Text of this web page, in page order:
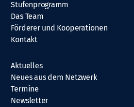
Stufenprogramm
Das Team
Förderer und Kooperationen
Kontakt
Aktuelles
Neues aus dem Netzwerk
Termine
Newsletter